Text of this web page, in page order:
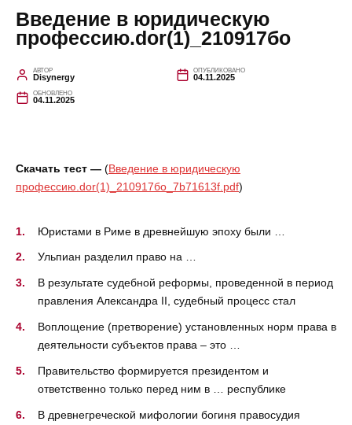
Введение в юридическую
профессию.dor(1)_210917бо
АВТОР
Disynergy
ОПУБЛИКОВАНО
04.11.2025
ОБНОВЛЕНО
04.11.2025
Скачать тест — (Введение в юридическую
профессию.dor(1)_210917бо_7b71613f.pdf)
Юристами в Риме в древнейшую эпоху были …
Ульпиан разделил право на …
В результате судебной реформы, проведенной в период
правления Александра II, судебный процесс стал
Воплощение (претворение) установленных норм права в
деятельности субъектов права – это …
Правительство формируется президентом и
ответственно только перед ним в … республике
В древнегреческой мифологии богиня правосудия